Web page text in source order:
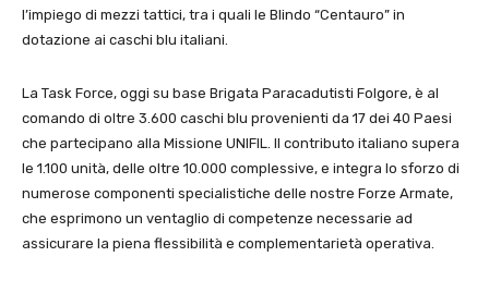
l’impiego di mezzi tattici, tra i quali le Blindo “Centauro” in
dotazione ai caschi blu italiani.
La Task Force, oggi su base Brigata Paracadutisti Folgore, è al
comando di oltre 3.600 caschi blu provenienti da 17 dei 40 Paesi
che partecipano alla Missione UNIFIL. Il contributo italiano supera
le 1.100 unità, delle oltre 10.000 complessive, e integra lo sforzo di
numerose componenti specialistiche delle nostre Forze Armate,
che esprimono un ventaglio di competenze necessarie ad
assicurare la piena flessibilità e complementarietà operativa.